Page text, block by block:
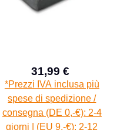
Prezzo di vendita:
31,99 €
Prezzo normale:
*Prezzi IVA inclusa più
spese di spedizione /
consegna (DE 0,-€): 2-4
giorni | (EU 9,-€): 2-12